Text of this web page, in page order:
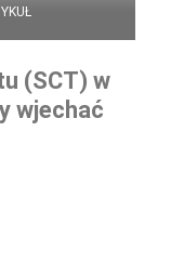
(SCT) w
wjechać